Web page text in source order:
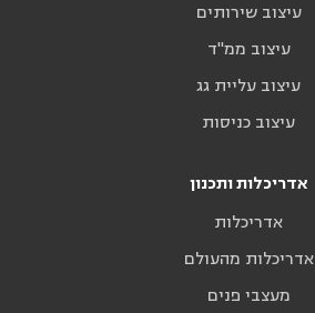
עיצוב שירותים
עיצוב ממ"ד
עיצוב עליית גג
עיצוב כניסות
אדריכלות ותכנון
אדריכלות
אדריכלות מהעולם
מעצבי פנים